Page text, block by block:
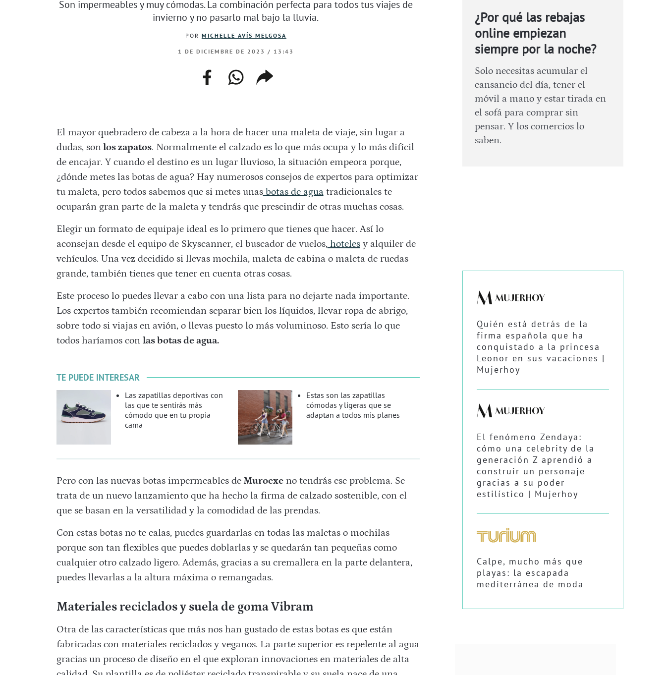
Son impermeables y muy cómodas. La combinación perfecta para todos tus viajes de
invierno y no pasarlo mal bajo la lluvia.
POR MICHELLE AVÍS MELGOSA
1 DE DICIEMBRE DE 2023 / 13:43
facebookwhatsapp
web
copiar
enlace
El mayor quebradero de cabeza a la hora de hacer una maleta de viaje, sin lugar a
dudas, sonlos zapatos. Normalmente el calzado es lo que más ocupa y lo más difícil
de encajar. Y cuando el destino es un lugar lluvioso, la situación empeora porque,
¿dónde metes las botas de agua? Hay numerosos consejos de expertos para optimizar
tu maleta, pero todos sabemos que si metes unasbotas de aguatradicionales te
ocuparán gran parte de la maleta y tendrás que prescindir de otras muchas cosas.
Elegir un formato de equipaje ideal es lo primero que tienes que hacer. Así lo
aconsejan desde el equipo de Skyscanner, el buscador de vuelos,hotelesy alquiler de
vehículos. Una vez decidido si llevas mochila, maleta de cabina o maleta de ruedas
grande, también tienes que tener en cuenta otras cosas.
Este proceso lo puedes llevar a cabo con una lista para no dejarte nada importante.
Los expertos también recomiendan separar bien los líquidos, llevar ropa de abrigo,
sobre todo si viajas en avión, o llevas puesto lo más voluminoso. Esto sería lo que
todos haríamos con las botas de agua.
TE PUEDE INTERESAR
Las zapatillas deportivas con
las que te sentirás más
cómodo que en tu propia
cama
Estas son las zapatillas
cómodas y ligeras que se
adaptan a todos mis planes
Pero con las nuevas botas impermeables deMuroexeno tendrás ese problema. Se
trata de un nuevo lanzamiento que ha hecho la firma de calzado sostenible, con el
que se basan en la versatilidad y la comodidad de las prendas.
Con estas botas no te calas, puedes guardarlas en todas las maletas o mochilas
porque son tan flexibles que puedes doblarlas y se quedarán tan pequeñas como
cualquier otro calzado ligero. Además, gracias a su cremallera en la parte delantera,
puedes llevarlas a la altura máxima o remangadas.
Materiales reciclados y suela de goma Vibram
Otra de las características que más nos han gustado de estas botas es que están
fabricadas con materiales reciclados y veganos. La parte superior es repelente al agua
gracias un proceso de diseño en el que exploran innovaciones en materiales de alta
¿Por qué las rebajas
online empiezan
siempre por la noche?
Solo necesitas acumular el
cansancio del día, tener el
móvil a mano y estar tirada en
el sofá para comprar sin
pensar. Y los comercios lo
saben.
Quién está detrás de la
firma española que ha
conquistado a la princesa
Leonor en sus vacaciones |
Mujerhoy
El fenómeno Zendaya:
cómo una celebrity de la
generación Z aprendió a
construir un personaje
gracias a su poder
estilístico | Mujerhoy
Calpe, mucho más que
playas: la escapada
mediterránea de moda